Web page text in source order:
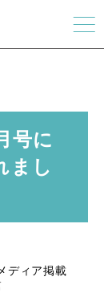
号に
まし
ディア掲載